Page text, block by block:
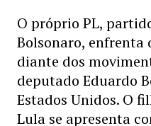
O próprio PL,
Bolsonaro, enfrenta
diante dos
deputado Eduardo
Estados Unidos. O
Lula se apresenta